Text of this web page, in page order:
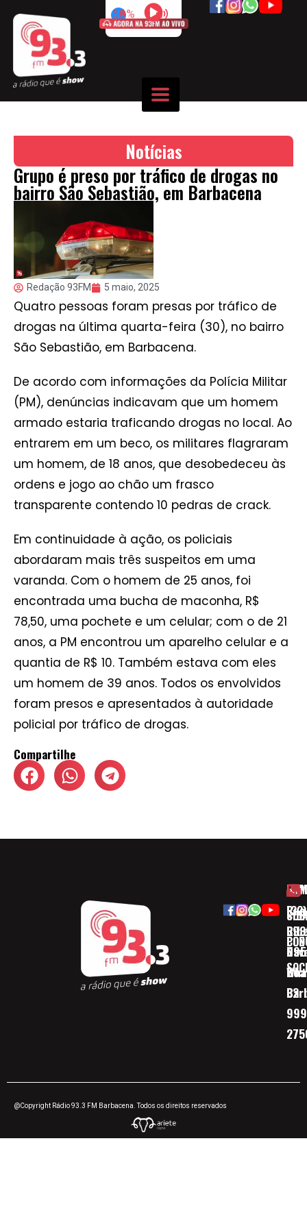
50%
Notícias
Grupo é preso por tráfico de drogas no
bairro São Sebastião, em Barbacena
Redação 93FM 5 maio, 2025
Quatro pessoas foram presas por tráfico de
drogas na última quarta-feira (30), no bairro
São Sebastião, em Barbacena.
De acordo com informações da Polícia Militar
(PM), denúncias indicavam que um homem
armado estaria traficando drogas no local. Ao
entrarem em um beco, os militares flagraram
um homem, de 18 anos, que desobedeceu às
ordens e jogo ao chão um frasco
transparente contendo 10 pedras de crack.
Em continuidade à ação, os policiais
abordaram mais três suspeitos em uma
varanda. Com o homem de 25 anos, foi
encontrada uma bucha de maconha, R$
78,50, uma pochete e um celular; com o de 21
anos, a PM encontrou um aparelho celular e a
quantia de R$ 10. Também estava com eles
um homem de 39 anos. Todos os envolvidos
foram presos e apresentados à autoridade
policial por tráfico de drogas.
Compartilhe
(32)
32
@Copyright Rádio 93.3 FM Barbacena. Todos os direitos reservados